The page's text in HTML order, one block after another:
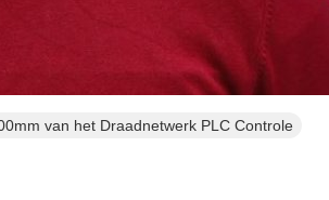
van het Draadnetwerk PLC Controle